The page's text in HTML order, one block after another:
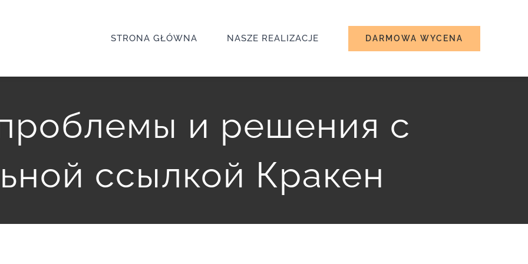
STRONA GŁÓWNA NASZE REALIZACJE DARMOWA WYCENA
и решения с
ссылкой Кракен